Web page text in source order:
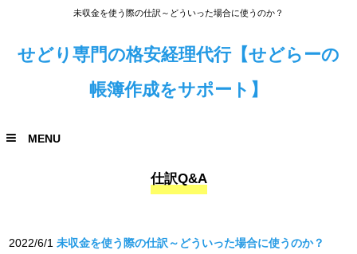
未収金を使う際の仕訳～どういった場合に使うのか？
せどり専門の格安経理代行【せどらーの
帳簿作成をサポート】
MENU
仕訳Q&A
2022/6/1 未収金を使う際の仕訳～どういった場合に使うのか？